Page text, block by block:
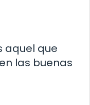
aquel que
las buenas